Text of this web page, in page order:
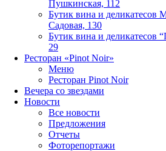
Пушкинская, 112
Бутик вина и деликатесов
Садовая, 130
Бутик вина и деликатесов
29
Ресторан «Pinot Noir»
Меню
Ресторан Pinot Noir
Вечера со звездами
Новости
Все новости
Предложения
Отчеты
Фоторепортажи